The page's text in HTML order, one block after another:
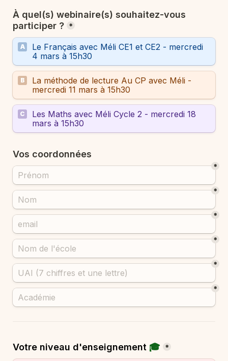
À quel(s) webinaire(s) souhaitez-vous
participer ? *
A
Le Français avec Méli CE1 et CE2 - mercredi
4 mars à 15h30
B
La méthode de lecture Au CP avec Méli -
mercredi 11 mars à 15h30
C
Les Maths avec Méli Cycle 2 - mercredi 18
mars à 15h30
Vos coordonnées
*
*
*
*
*
*
Votre niveau d'enseignement 🎓 *